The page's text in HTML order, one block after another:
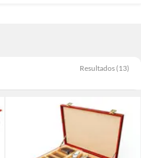
Resultados (13)